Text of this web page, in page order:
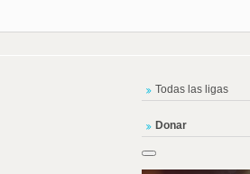
Todas las ligas
Donar